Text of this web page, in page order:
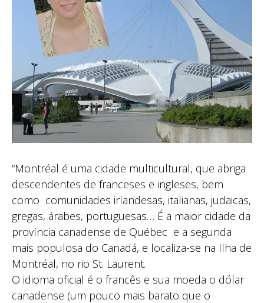
“Montréal é uma cidade multicultural, que abriga
descendentes de franceses e ingleses, bem
como comunidades irlandesas, italianas, judaicas,
gregas, árabes, portuguesas… É a maior cidade da
província canadense de Québec e a segunda
mais populosa do Canadá, e localiza-se na Ilha de
Montréal, no rio St. Laurent.
O idioma oficial é o francês e sua moeda o dólar
canadense (um pouco mais barato que o